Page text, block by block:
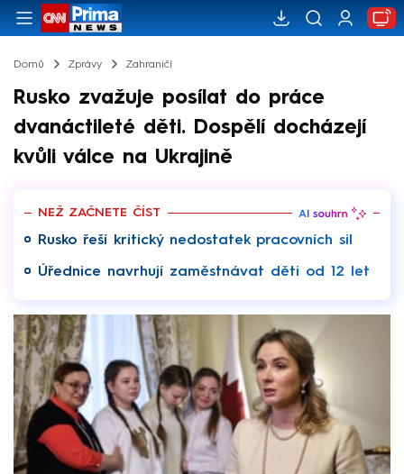
Domů Zprávy Zahraničí
Rusko zvažuje posílat do práce
dvanáctileté děti. Dospělí docházejí
kvůli válce na Ukrajině
NEŽ ZAČNETE ČÍST
Rusko řeší kritický nedostatek pracovních sil
Úřednice navrhují zaměstnávat děti od 12 let